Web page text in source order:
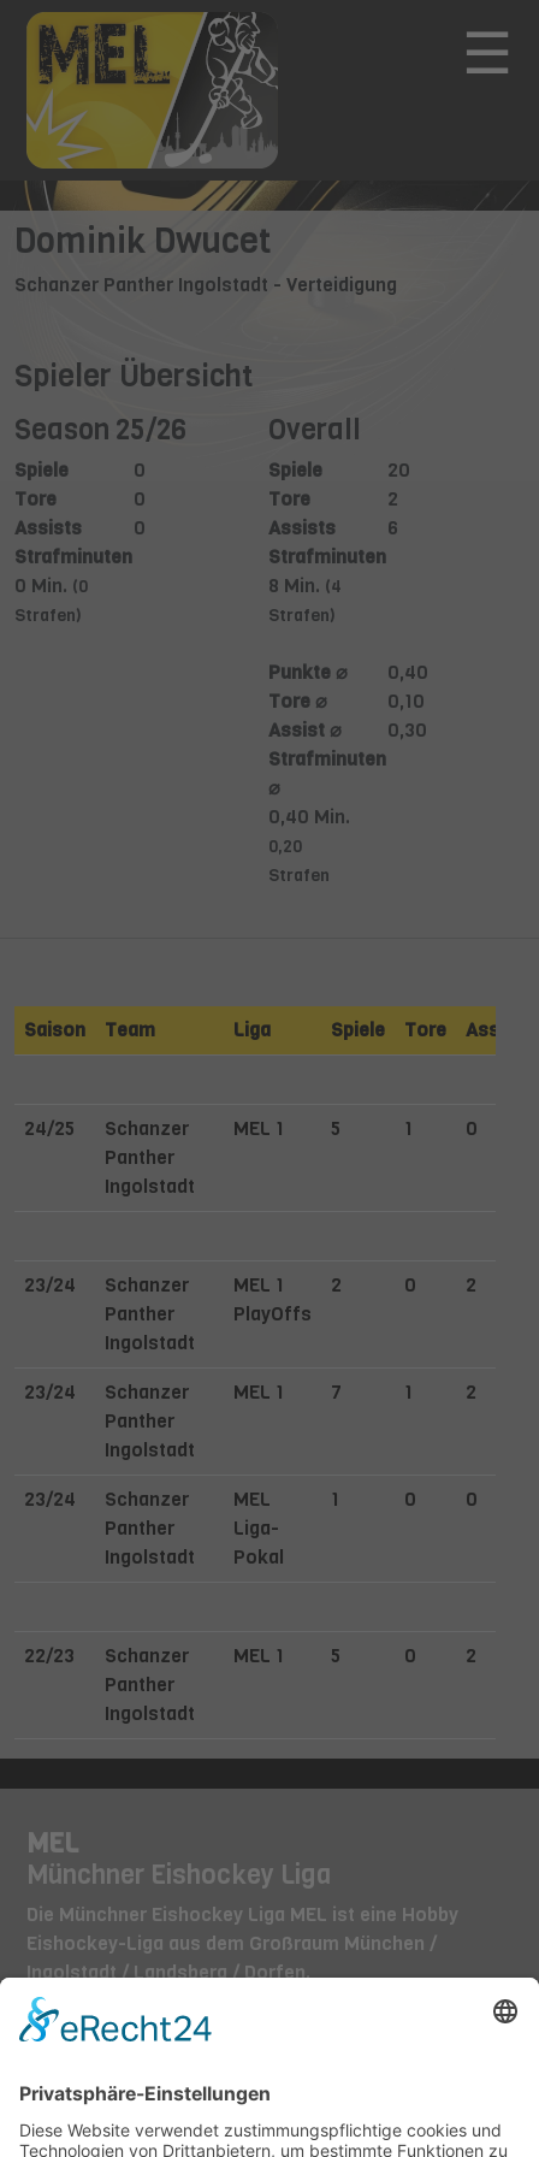
☰
Dominik Dwucet
Schanzer Panther Ingolstadt - Verteidigung
Spieler Übersicht
Season 25/26
Spiele
0
Tore
0
Assists
0
Strafminuten
0 Min. (0
Strafen)
Overall
Spiele
20
Tore
2
Assists
6
Strafminuten
8 Min. (4
Strafen)
Punkte ⌀
0,40
Tore ⌀
0,10
Assist ⌀
0,30
Strafminuten
⌀
0,40 Min.
0,20
Strafen
Saison Team Liga Spiele Tore Assists
24/25
Schanzer
Panther
Ingolstadt
MEL 1 5 1 0
23/24
Schanzer
Panther
Ingolstadt
MEL 1
PlayOffs
2 0 2
23/24
Schanzer
Panther
Ingolstadt
MEL 1 7 1 2
23/24
Schanzer
Panther
Ingolstadt
MEL
Liga-
Pokal
1 0 0
22/23
Schanzer
Panther
Ingolstadt
MEL 1 5 0 2
MEL
Münchner Eishockey Liga
Die Münchner Eishockey Liga MEL ist eine Hobby
Eishockey-Liga aus dem Großraum München /
Ingolstadt / Landsberg / Dorfen.
TEAMS